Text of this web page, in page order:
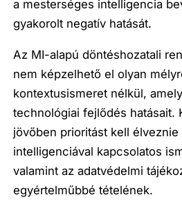
a mesterséges intelligencia
gyakorolt negatív hatását.
Az MI-alapú döntéshozatali
nem képzelhető el olyan
kontextusismeret nélkül,
technológiai fejlődés hatásait.
jövőben prioritást kell
intelligenciával kapcsolatos
valamint az adatvédelmi
egyértelműbbé tételének.